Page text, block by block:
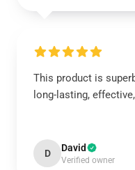
This product is
long-lasting,
D David
Verified owner